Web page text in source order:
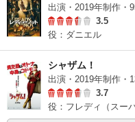
出演・2019年制作・
3.5
役：ダニエル
シャザム！
出演・2019年制作・
3.7
役：フレディ（スー